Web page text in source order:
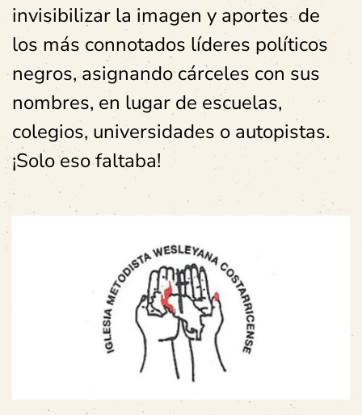
invisibilizar la imagen y aportes de
los más connotados líderes políticos
negros, asignando cárceles con sus
nombres, en lugar de escuelas,
colegios, universidades o autopistas.
¡Solo eso faltaba!